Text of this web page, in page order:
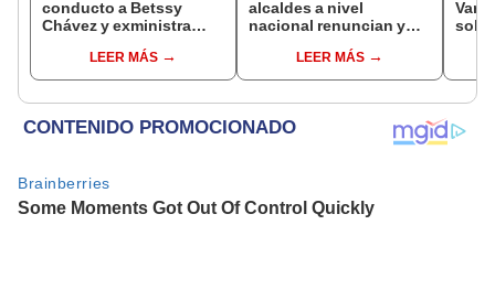
conducto a Betssy
Chávez y exministra
madrugadaLEER MÁS
alcaldes a nivel
nacional renuncian y
encubiertaLEER MÁS